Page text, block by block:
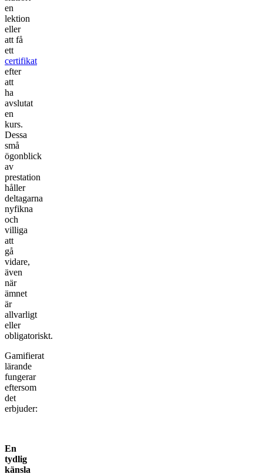
en
lektion
eller
att få
ett
certifikat
efter
att
ha
avslutat
en
kurs.
Dessa
små
ögonblick
av
prestation
håller
deltagarna
nyfikna
och
villiga
att
gå
vidare,
även
när
ämnet
är
allvarligt
eller
obligatoriskt.
Gamifierat
lärande
fungerar
eftersom
det
erbjuder:
En
tydlig
känsla